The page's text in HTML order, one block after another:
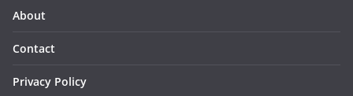
About
Contact
Privacy Policy